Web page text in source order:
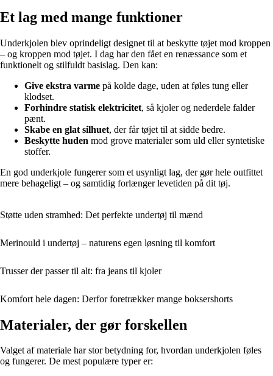
Et lag med mange funktioner
Underkjolen blev oprindeligt designet til at beskytte tøjet mod kroppen
– og kroppen mod tøjet. I dag har den fået en renæssance som et
funktionelt og stilfuldt basislag. Den kan:
Give ekstra varme på kolde dage, uden at føles tung eller
klodset.
Forhindre statisk elektricitet, så kjoler og nederdele falder
pænt.
Skabe en glat silhuet, der får tøjet til at sidde bedre.
Beskytte huden mod grove materialer som uld eller syntetiske
stoffer.
En god underkjole fungerer som et usynligt lag, der gør hele outfittet
mere behageligt – og samtidig forlænger levetiden på dit tøj.
Støtte uden stramhed: Det perfekte undertøj til mænd
Merinould i undertøj – naturens egen løsning til komfort
Trusser der passer til alt: fra jeans til kjoler
Komfort hele dagen: Derfor foretrækker mange boksershorts
Materialer, der gør forskellen
Valget af materiale har stor betydning for, hvordan underkjolen føles
og fungerer. De mest populære typer er: